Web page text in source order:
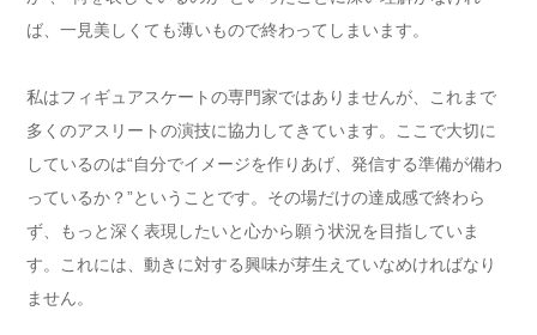
ば、一見美しくても薄いもので終わってしまいます。
私はフィギュアスケートの専門家ではありませんが、これまで
多くのアスリートの演技に協力してきています。ここで大切に
しているのは“自分でイメージを作りあげ、発信する準備が備わ
っているか？”ということです。その場だけの達成感で終わら
ず、もっと深く表現したいと心から願う状況を目指していま
す。これには、動きに対する興味が芽生えていなめければなり
ません。